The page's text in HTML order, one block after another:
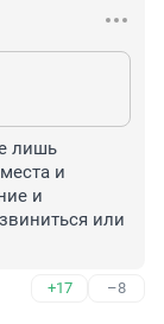
лишь
и
и
или
+17 –8